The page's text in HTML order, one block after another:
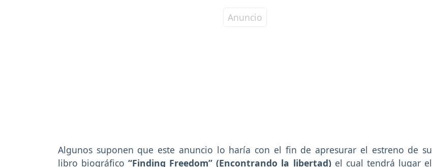
Algunos suponen que este anuncio lo haría con el fin de apresurar el estreno de su
libro biográfico“Finding Freedom” (Encontrando la libertad)el cual tendrá lugar el